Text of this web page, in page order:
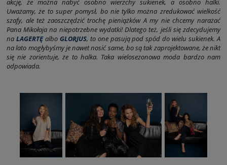
akcję, że można nabyć osobno wierzchy sukienek, a osobno halki.
Uważamy, że to super pomysł, bo nie tylko można zredukować wielkość
szafy, ale też zaoszczędzić trochę pieniążków A my nie chcemy narażać
Pana Mikołaja na niepotrzebne wydatki! Dlatego też, jeśli się zdecydujemy
na LAGERTĘalbo GLORJUS, to one pasują pod spód do wielu sukienek. A
na lato mogłybyśmy je nawet nosić same, bo są tak zaprojektowane, że nikt
się nie zorientuje, że to halka. Taka wielosezonowa moda bardzo nam
odpowiada.